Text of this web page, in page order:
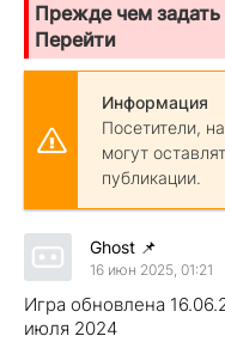
Прежде чем задать
Перейти
Информация
Посетители,
могут
публикации.
Ghost 📌
16 июн 2025, 01:21
Игра обновлена
июля 2024